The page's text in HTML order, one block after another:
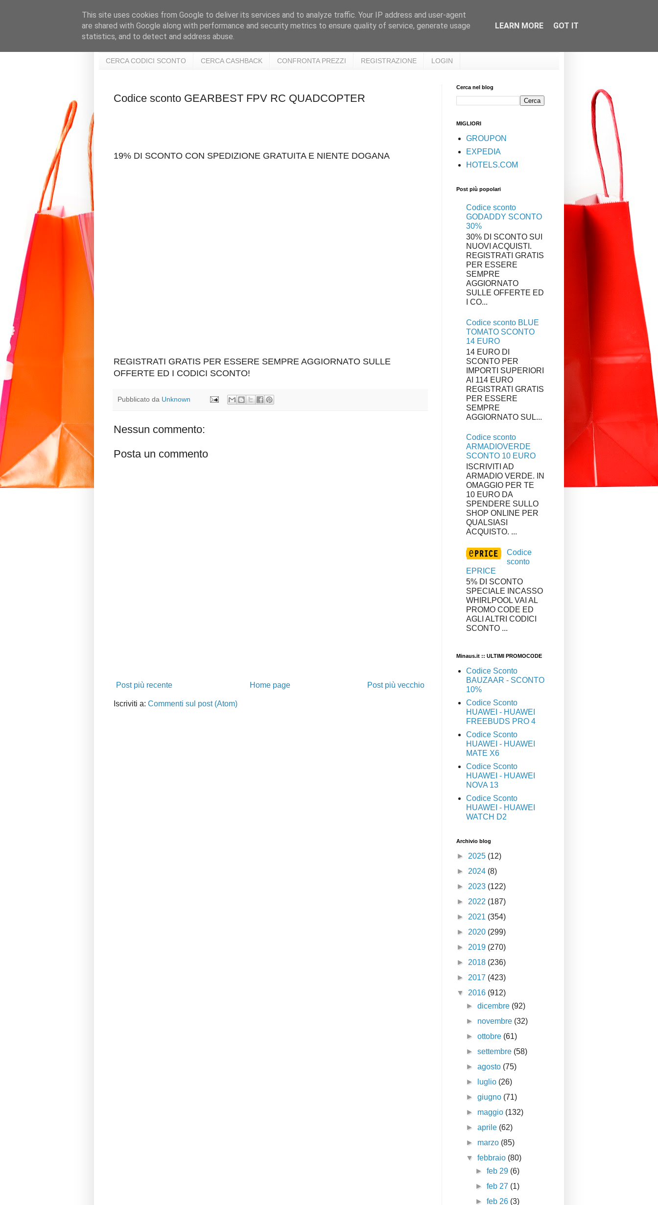
CERCA CODICI SCONTO CERCA CASHBACK CONFRONTA PREZZI REGISTRAZIONE LOGIN
Codice sconto GEARBEST FPV RC QUADCOPTER
19% DI SCONTO CON SPEDIZIONE GRATUITA E NIENTE DOGANA
REGISTRATI GRATIS PER ESSERE SEMPRE AGGIORNATO SULLE
OFFERTE ED I CODICI SCONTO!
Pubblicato da Unknown
Nessun commento:
Posta un commento
Post più recente Post più vecchio
Home page
Iscriviti a: Commenti sul post (Atom)
Cerca nel blog
MIGLIORI
GROUPON
EXPEDIA
HOTELS.COM
Post più popolari
Codice sconto
GODADDY SCONTO
30%
30% DI SCONTO SUI
NUOVI ACQUISTI.
REGISTRATI GRATIS
PER ESSERE
SEMPRE
AGGIORNATO
SULLE OFFERTE ED
I CO...
Codice sconto BLUE
TOMATO SCONTO
14 EURO
14 EURO DI
SCONTO PER
IMPORTI SUPERIORI
AI 114 EURO
REGISTRATI GRATIS
PER ESSERE
SEMPRE
AGGIORNATO SUL...
Codice sconto
ARMADIOVERDE
SCONTO 10 EURO
ISCRIVITI AD
ARMADIO VERDE. IN
OMAGGIO PER TE
10 EURO DA
SPENDERE SULLO
SHOP ONLINE PER
QUALSIASI
ACQUISTO. ...
Codice
sconto
EPRICE
5% DI SCONTO
SPECIALE INCASSO
WHIRLPOOL VAI AL
PROMO CODE ED
AGLI ALTRI CODICI
SCONTO ...
Minaus.it :: ULTIMI PROMOCODE
Codice Sconto
BAUZAAR - SCONTO
10%
Codice Sconto
HUAWEI - HUAWEI
FREEBUDS PRO 4
Codice Sconto
HUAWEI - HUAWEI
MATE X6
Codice Sconto
HUAWEI - HUAWEI
NOVA 13
Codice Sconto
HUAWEI - HUAWEI
WATCH D2
Archivio blog
► 2025 (12)
► 2024 (8)
► 2023 (122)
► 2022 (187)
► 2021 (354)
► 2020 (299)
► 2019 (270)
► 2018 (236)
► 2017 (423)
▼ 2016 (912)
►dicembre (92)
► novembre (32)
►ottobre (61)
►settembre (58)
►agosto (75)
►
luglio (26)
►giugno (71)
► maggio (132)
►aprile (62)
► marzo (85)
▼febbraio (80)
►feb 29 (6)
►feb 27 (1)
►feb 26 (3)
This site uses cookies from Google to deliver its services and to analyze traffic. Your IP address and user-agent
are shared with Google along with performance and security metrics to ensure quality of service, generate usage
statistics, and to detect and address abuse.
LEARN MORE GOT IT